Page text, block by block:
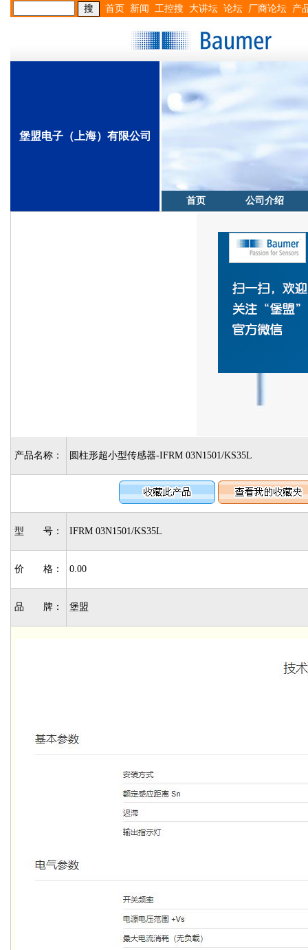
首页 新闻 工控搜 大讲坛 论坛 厂商论坛 产
堡盟电子（上海）有限公司
首页 公司介绍
产品名称： 圆柱形超小型传感器-IFRM 03N1501/KS35L
型 号： IFRM 03N1501/KS35L
价 格： 0.00
品 牌： 堡盟